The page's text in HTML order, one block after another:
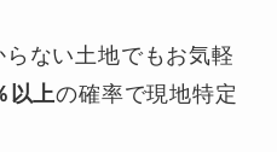
ない土地でもお気軽
以上の確率で現地特定